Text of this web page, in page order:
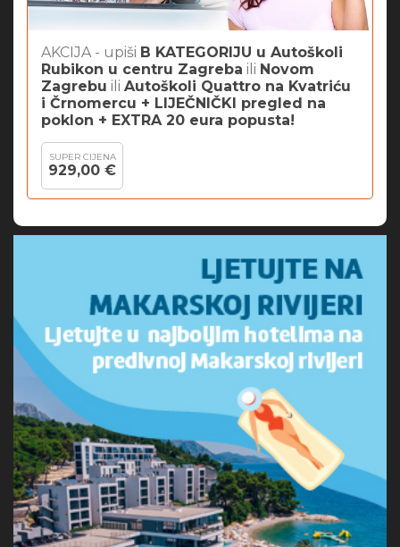
AKCIJA - upiši B KATEGORIJU u Autoškoli
Rubikon u centru Zagreba ili Novom
Zagrebu ili Autoškoli Quattro na Kvatriću
i Črnomercu + LIJEČNIČKI pregled na
poklon + EXTRA 20 eura popusta!
SUPER CIJENA
929,00 €